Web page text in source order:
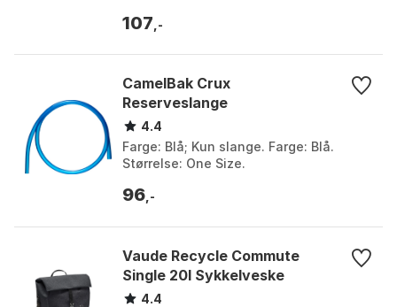
107 ,-
CamelBak Crux
Reserveslange
4.4
Farge: Blå; Kun slange. Farge: Blå.
Størrelse: One Size.
96 ,-
Vaude Recycle Commute
Single 20l Sykkelveske
4.4